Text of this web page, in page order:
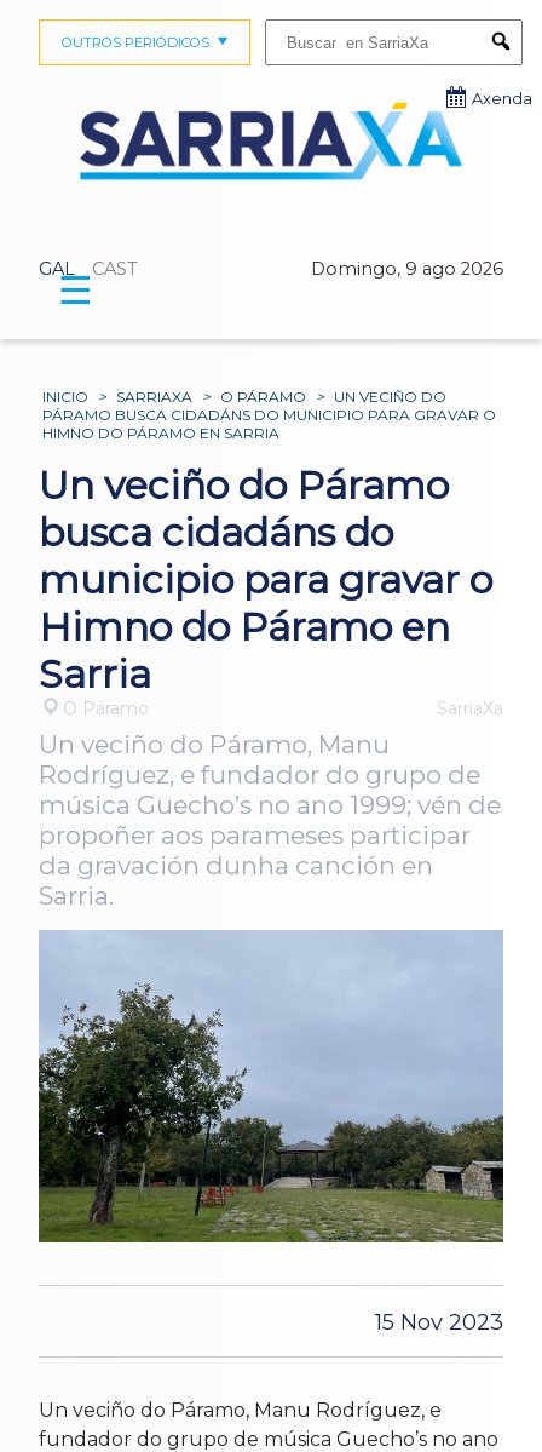
GAL CAST Domingo, 9 ago 2026
OUTROS PERIÓDICOS
Axenda
☰
INICIO > SARRIAXA > O PÁRAMO > UN VECIÑO DO
PÁRAMO BUSCA CIDADÁNS DO MUNICIPIO PARA GRAVAR O
HIMNO DO PÁRAMO EN SARRIA
Un veciño do Páramo
busca cidadáns do
municipio para gravar o
Himno do Páramo en
Sarria
O Páramo SarriaXa
Un veciño do Páramo, Manu
Rodríguez, e fundador do grupo de
música Guecho’s no ano 1999; vén de
propoñer aos parameses participar
da gravación dunha canción en
Sarria.
15 Nov 2023
Un veciño do Páramo, Manu Rodríguez, e
fundador do grupo de música Guecho’s no ano